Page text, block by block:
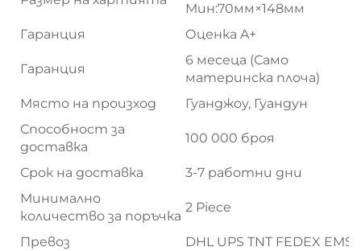
Мин:70мм×148мм
Гаранция
Оценка A+
Гаранция
6 месеца (Само
материнска плоча)
Място на произход
Гуанджоу, Гуандун
Способност за
доставка
100 000 броя
Срок на доставка
3-7 работни дни
Минимално
количество за поръчка
2 Piece
Превоз DHL UPS TNT FEDEX EMS